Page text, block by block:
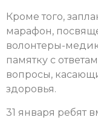
Кроме того,
марафон,
волонтеры-
памятку с
вопросы,
здоровья.
31 января ребят